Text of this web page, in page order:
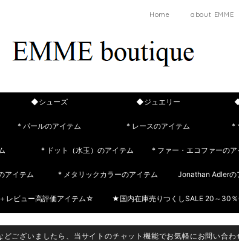
Home about EMME
◆シューズ ◆ジュエリー
* パールのアイテム * レースのアイテム *
* ドット（水玉）のアイテム * ファー・エコファーのア
アイテム * メタリックカラーのアイテム Jonathan Adlerの
レビュー高評価アイテム☆ ★国内在庫売りつくしSALE 20～30
どございましたら、当サイトのチャット機能でお気軽にお問い合